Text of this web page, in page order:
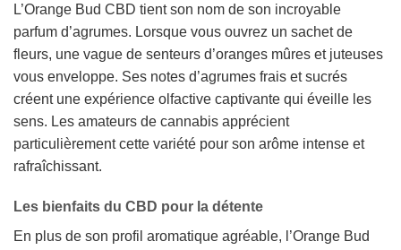
L’Orange Bud CBD tient son nom de son incroyable
parfum d’agrumes. Lorsque vous ouvrez un sachet de
fleurs, une vague de senteurs d’oranges mûres et juteuses
vous enveloppe. Ses notes d’agrumes frais et sucrés
créent une expérience olfactive captivante qui éveille les
sens. Les amateurs de cannabis apprécient
particulièrement cette variété pour son arôme intense et
rafraîchissant.
Les bienfaits du CBD pour la détente
En plus de son profil aromatique agréable, l’Orange Bud